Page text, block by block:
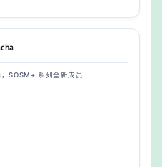
SOSM+ 系列全新成员